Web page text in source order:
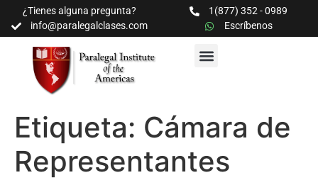
¿Tienes alguna pregunta?
1(877) 352 - 0989
info@paralegalclases.com
Escríbenos
Etiqueta: Cámara de
Representantes